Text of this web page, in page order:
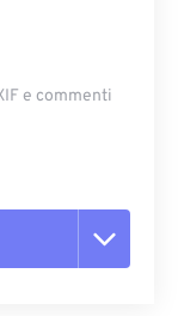
​​e commenti